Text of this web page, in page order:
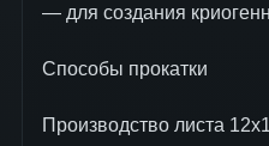
— для создания
Способы прокатки
Производство листа